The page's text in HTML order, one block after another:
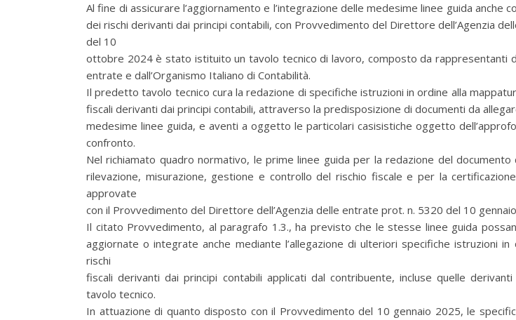
Al fine di assicurare l’aggiornamento e l’integrazione delle medesime linee guida anche
dei rischi derivanti dai principi contabili, con Provvedimento del Direttore dell’Agenzia
del 10
ottobre 2024 è stato istituito un tavolo tecnico di lavoro, composto da rappresentanti
entrate e dall’Organismo Italiano di Contabilità.
Il predetto tavolo tecnico cura la redazione di specifiche istruzioni in ordine alla
fiscali derivanti dai principi contabili, attraverso la predisposizione di documenti da
medesime linee guida, e aventi a oggetto le particolari casisistiche oggetto
confronto.
Nel richiamato quadro normativo, le prime linee guida per la redazione del documento
rilevazione, misurazione, gestione e controllo del rischio fiscale e per la
approvate
con il Provvedimento del Direttore dell’Agenzia delle entrate prot. n. 5320 del 10
Il citato Provvedimento, al paragrafo 1.3., ha previsto che le stesse linee guida
aggiornate o integrate anche mediante l’allegazione di ulteriori specifiche istruzioni in
rischi
fiscali derivanti dai principi contabili applicati dal contribuente, incluse quelle
tavolo tecnico.
In attuazione di quanto disposto con il Provvedimento del 10 gennaio 2025, le